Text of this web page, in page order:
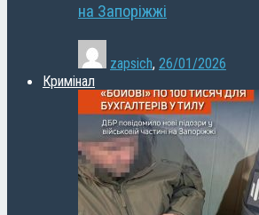
на Запоріжжі
zapsich, 26/01/2026
Кримінал